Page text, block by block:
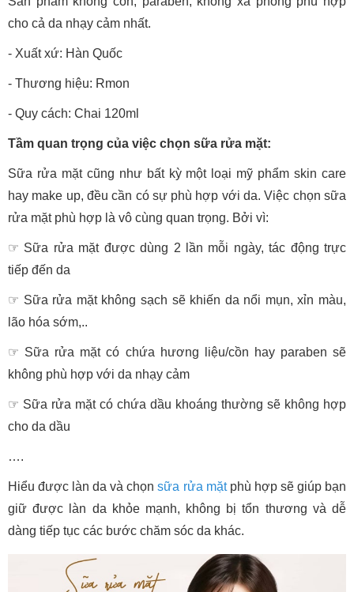
cho cả da nhạy cảm nhất.
- Xuất xứ: Hàn Quốc
- Thương hiệu: Rmon
- Quy cách: Chai 120ml
Tầm quan trọng của việc chọn sữa rửa mặt:
Sữa rửa mặt cũng như bất kỳ một loại mỹ phẩm skin care
hay make up, đều cần có sự phù hợp với da. Việc chọn sữa
rửa mặt phù hợp là vô cùng quan trọng. Bởi vì:
☞ Sữa rửa mặt được dùng 2 lần mỗi ngày, tác động trực
tiếp đến da
☞ Sữa rửa mặt không sạch sẽ khiến da nổi mụn, xỉn màu,
lão hóa sớm,..
☞ Sữa rửa mặt có chứa hương liệu/cồn hay paraben sẽ
không phù hợp với da nhạy cảm
☞ Sữa rửa mặt có chứa dầu khoáng thường sẽ không hợp
cho da dầu
….
Hiểu được làn da và chọnsữa rửa mặt phù hợp sẽ giúp bạn
giữ được làn da khỏe mạnh, không bị tổn thương và dễ
dàng tiếp tục các bước chăm sóc da khác.